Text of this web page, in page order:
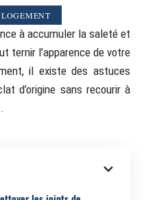
LOGEMENT
à accumuler la saleté et
ternir l’apparence de votre
il existe des astuces
d’origine sans recourir à